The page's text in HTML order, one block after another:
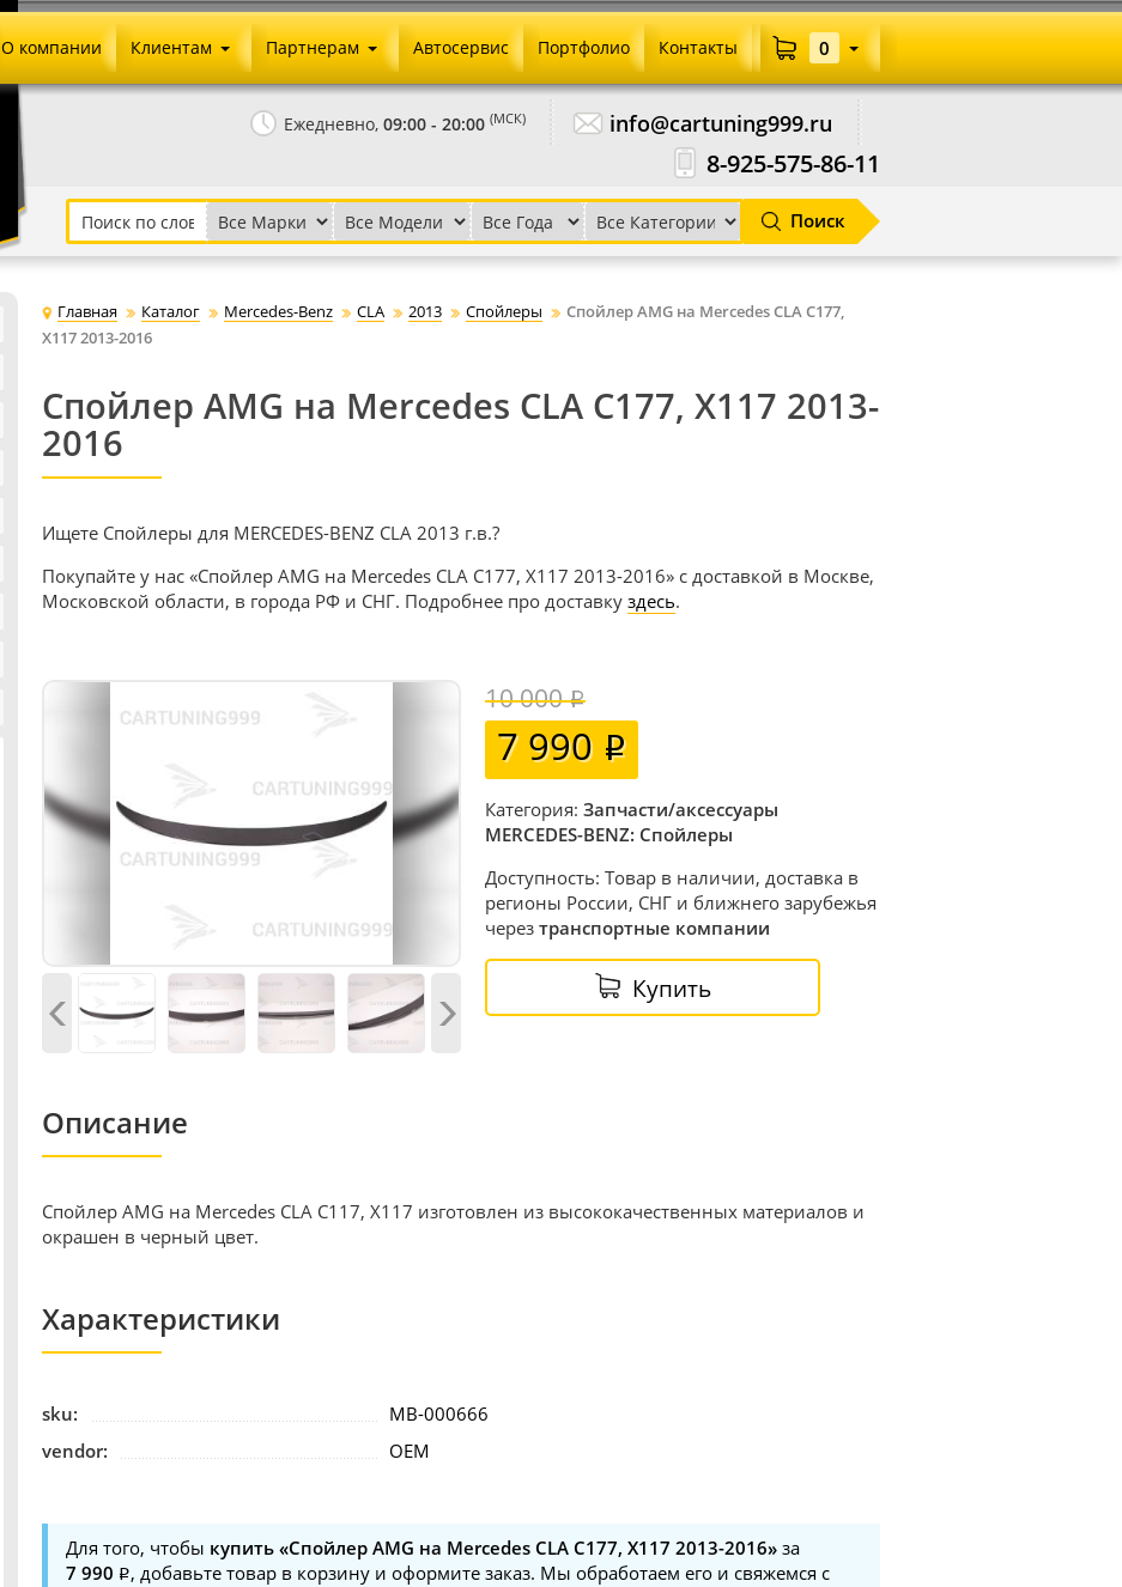
Ежедневно, 09:00 - 20:00 (МСК) info@cartuning999.ru
8-925-575-86-11
Поиск
О компании Клиентам
Как сделать заказ
Установка на авто
Письмо директору
Партнерам
Агентское вознаграждение
Скачать прайс
Автосервис Портфолио Контакты 0
Главная Каталог Mercedes-Benz CLA 2013 Спойлеры
Спойлер AMG на Mercedes CLA C177,
X117 2013-2016
Спойлер AMG на Mercedes CLA C177, X117 2013-
2016
Ищете Спойлеры для MERCEDES-BENZ CLA 2013 г.в.?
Покупайте у нас «Спойлер AMG на Mercedes CLA C177, X117 2013-2016» с доставкой в Москве,
Московской области, в города РФ и СНГ. Подробнее про доставку здесь.
10 000
7 990
Категория: Запчасти/аксессуары
MERCEDES-BENZ: Спойлеры
Доступность: Товар в наличии, доставка в
регионы России, СНГ и ближнего зарубежья
через транспортные компании
Купить
Описание
Спойлер AMG на Mercedes CLA C117, X117 изготовлен из высококачественных материалов и
окрашен в черный цвет.
Характеристики
sku:
MB-000666
vendor:
OEM
Для того, чтобы купить «Спойлер AMG на Mercedes CLA C177, X117 2013-2016» за
7 990
, добавьте товар в корзину и оформите заказ. Мы обработаем его и свяжемся с